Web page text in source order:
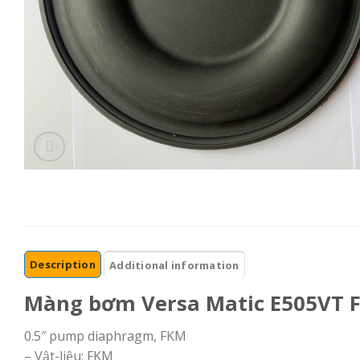
Description Additional information
Màng bơm Versa Matic E505VT
0.5″ pump diaphragm, FKM
– Vật-liệu: FKM